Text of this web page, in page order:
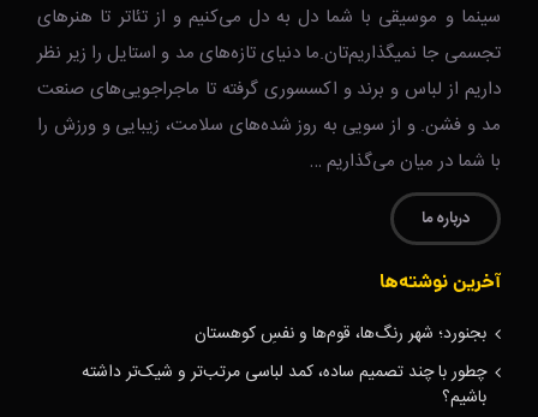
سینما و موسیقی با شما دل به دل می‌کنیم و از تئاتر تا هنرهای
تجسمی جا نمیگذاریم‌تان.ما دنیای تازه‌های مد و استایل را زیر نظر
داریم از لباس و برند و اکسسوری گرفته تا ماجراجویی‌های صنعت
مد و فشن. و از سویی به روز شده‌های سلامت، زیبایی و ورزش را
با شما در میان می‌گذاریم …
درباره ما
آخرین نوشته‌ها
بجنورد؛ شهر رنگ‌ها، قوم‌ها و نفسِ کوهستان
چطور با چند تصمیم ساده، کمد لباسی مرتب‌تر و شیک‌تر داشته
باشیم؟